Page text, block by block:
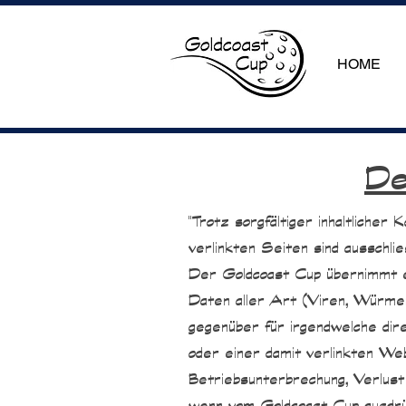
HOME
"Trotz sorgfältiger inhaltlicher
verlinkten Seiten sind
Der Goldcoast Cup
Daten aller Art (Viren,
gegenüber für irgendwelche
oder einer damit verlinkten
Betriebsunterbrechung,